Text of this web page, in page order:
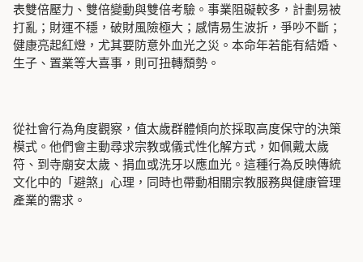
表雙倍壓力、雙倍變動與雙倍考驗。事業阻礙較多，計劃易被
打亂；財運不穩，破財風險極大；感情易生波折，爭吵不斷；
健康亮起紅燈，尤其要防意外血光之災。本命年若能有結婚、
生子、置業等大喜事，則可扭轉頹勢。
從社會行為角度觀察，值太歲群體傾向於採取高度保守的決策
模式。他們會主動尋求宗教或儀式性化解方式，如佩戴太歲
符、到寺廟安太歲、捐血或洗牙以應血光。這種行為反映傳統
文化中的「避煞」心理，同時也帶動相關宗教服務與健康管理
產業的需求。